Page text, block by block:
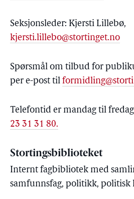
Seksjonsleder: Kjersti Lillebø,
kjersti.lillebo@stortinget.no
Spørsmål om tilbud for
per e-post til
Telefontid er mandag til
23 31 31 80.
Stortingsbiblioteket
Internt fagbibliotek med
samfunnsfag, politikk, politisk